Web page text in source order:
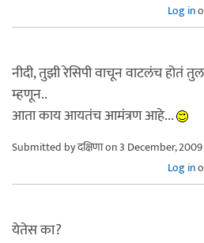
Log in
नीदी, तुझी रेसिपी वाचून वाटलंच होतं
म्हणून..
आता काय आयतंच आमंत्रण आहे...
Submitted byदक्षिणाon 3 December,
Log in
येतेस का?